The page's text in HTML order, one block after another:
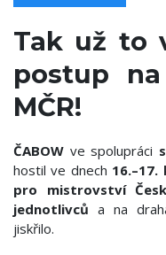
Tak už to
postup
MČR!
ČABOW ve spolupráci
hostil ve dnech 16.–17.
pro mistrovství
jednotlivců a na
jiskřilo.